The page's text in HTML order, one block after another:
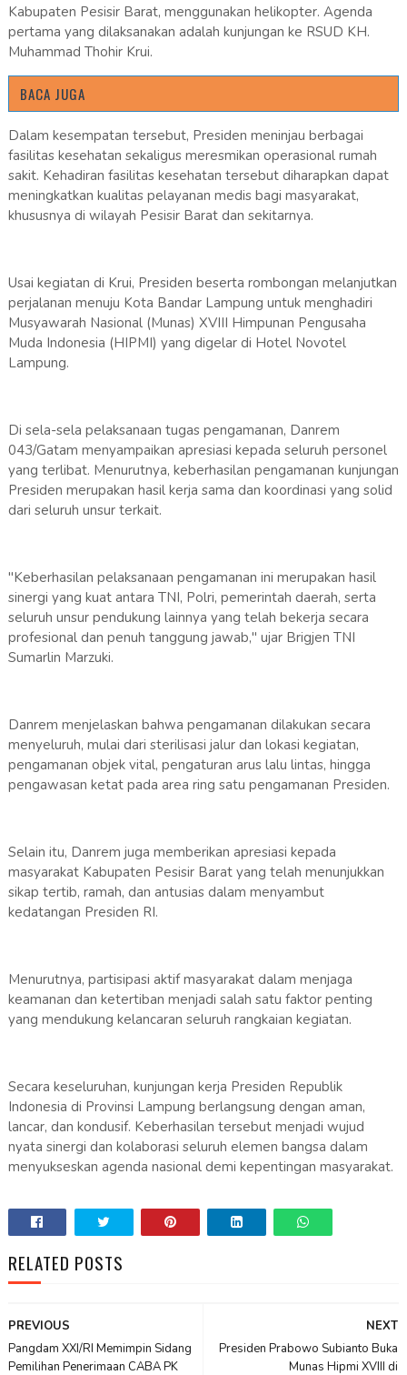
Kabupaten Pesisir Barat, menggunakan helikopter. Agenda
pertama yang dilaksanakan adalah kunjungan ke RSUD KH.
Muhammad Thohir Krui.
BACA JUGA
Dalam kesempatan tersebut, Presiden meninjau berbagai
fasilitas kesehatan sekaligus meresmikan operasional rumah
sakit. Kehadiran fasilitas kesehatan tersebut diharapkan dapat
meningkatkan kualitas pelayanan medis bagi masyarakat,
khususnya di wilayah Pesisir Barat dan sekitarnya.
Usai kegiatan di Krui, Presiden beserta rombongan melanjutkan
perjalanan menuju Kota Bandar Lampung untuk menghadiri
Musyawarah Nasional (Munas) XVIII Himpunan Pengusaha
Muda Indonesia (HIPMI) yang digelar di Hotel Novotel
Lampung.
Di sela-sela pelaksanaan tugas pengamanan, Danrem
043/Gatam menyampaikan apresiasi kepada seluruh personel
yang terlibat. Menurutnya, keberhasilan pengamanan kunjungan
Presiden merupakan hasil kerja sama dan koordinasi yang solid
dari seluruh unsur terkait.
"Keberhasilan pelaksanaan pengamanan ini merupakan hasil
sinergi yang kuat antara TNI, Polri, pemerintah daerah, serta
seluruh unsur pendukung lainnya yang telah bekerja secara
profesional dan penuh tanggung jawab," ujar Brigjen TNI
Sumarlin Marzuki.
Danrem menjelaskan bahwa pengamanan dilakukan secara
menyeluruh, mulai dari sterilisasi jalur dan lokasi kegiatan,
pengamanan objek vital, pengaturan arus lalu lintas, hingga
pengawasan ketat pada area ring satu pengamanan Presiden.
Selain itu, Danrem juga memberikan apresiasi kepada
masyarakat Kabupaten Pesisir Barat yang telah menunjukkan
sikap tertib, ramah, dan antusias dalam menyambut
kedatangan Presiden RI.
Menurutnya, partisipasi aktif masyarakat dalam menjaga
keamanan dan ketertiban menjadi salah satu faktor penting
yang mendukung kelancaran seluruh rangkaian kegiatan.
Secara keseluruhan, kunjungan kerja Presiden Republik
Indonesia di Provinsi Lampung berlangsung dengan aman,
lancar, dan kondusif. Keberhasilan tersebut menjadi wujud
nyata sinergi dan kolaborasi seluruh elemen bangsa dalam
menyukseskan agenda nasional demi kepentingan masyarakat.
RELATED POSTS
NEXT
Presiden Prabowo Subianto Buka
Munas Hipmi XVIII di
PREVIOUS
Pangdam XXI/RI Memimpin Sidang
Pemilihan Penerimaan CABA PK